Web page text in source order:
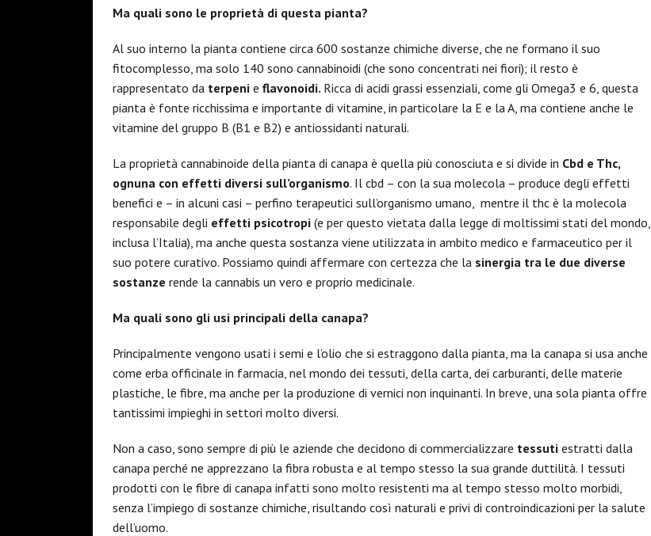
Ma quali sono le proprietà di questa pianta?
Al suo interno la pianta contiene circa 600 sostanze chimiche diverse, che ne formano il suo
fitocomplesso, ma solo 140 sono cannabinoidi (che sono concentrati nei fiori); il resto è
rappresentato da terpeni e flavonoidi. Ricca di acidi grassi essenziali, come gli Omega3 e 6, questa
pianta è fonte ricchissima e importante di vitamine, in particolare la E e la A, ma contiene anche le
vitamine del gruppo B (B1 e B2) e antiossidanti naturali.
La proprietà cannabinoide della pianta di canapa è quella più conosciuta e si divide in Cbd e Thc,
ognuna con effetti diversi sull’organismo. Il cbd – con la sua molecola – produce degli effetti
benefici e – in alcuni casi – perfino terapeutici sull’organismo umano, mentre il thc è la molecola
responsabile degli effetti psicotropi (e per questo vietata dalla legge di moltissimi stati del mondo,
inclusa l’Italia), ma anche questa sostanza viene utilizzata in ambito medico e farmaceutico per il
suo potere curativo. Possiamo quindi affermare con certezza che la sinergia tra le due diverse
sostanze rende la cannabis un vero e proprio medicinale.
Ma quali sono gli usi principali della canapa?
Principalmente vengono usati i semi e l’olio che si estraggono dalla pianta, ma la canapa si usa anche
come erba officinale in farmacia, nel mondo dei tessuti, della carta, dei carburanti, delle materie
plastiche, le fibre, ma anche per la produzione di vernici non inquinanti. In breve, una sola pianta offre
tantissimi impieghi in settori molto diversi.
Non a caso, sono sempre di più le aziende che decidono di commercializzare tessuti estratti dalla
canapa perché ne apprezzano la fibra robusta e al tempo stesso la sua grande duttilità. I tessuti
prodotti con le fibre di canapa infatti sono molto resistenti ma al tempo stesso molto morbidi,
senza l’impiego di sostanze chimiche, risultando così naturali e privi di controindicazioni per la salute
dell’uomo.